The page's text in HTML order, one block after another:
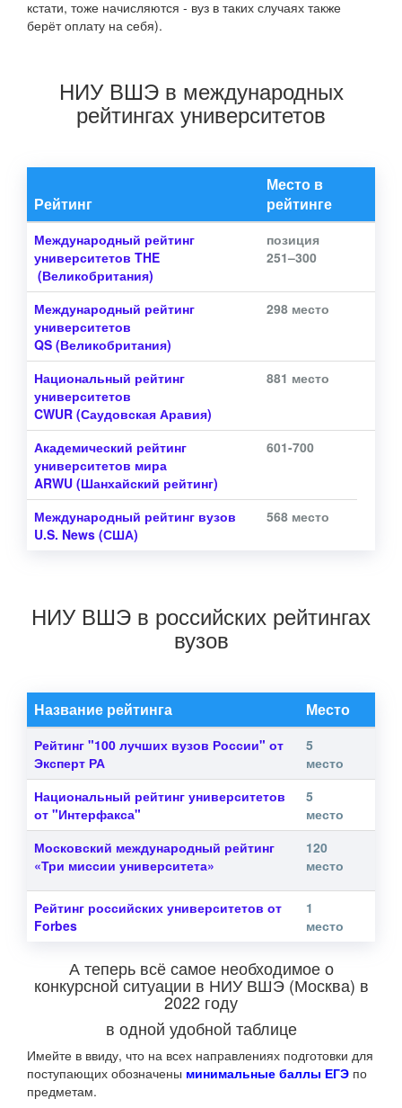
кстати, тоже начисляются - вуз в таких случаях также
берёт оплату на себя).
НИУ ВШЭ в международных
рейтингах университетов
Рейтинг
Место в
рейтинге
Международный рейтинг
университетов THE
(Великобритания)
позиция
251–300
Международный рейтинг
университетов
QS (Великобритания)
298 место
Национальный рейтинг
университетов
CWUR (Саудовская Аравия)
881 место
Академический рейтинг
университетов мира
ARWU (Шанхайский рейтинг)
601-700
Международный рейтинг вузов
U.S. News (США)
568 место
НИУ ВШЭ в российских рейтингах
вузов
Название рейтинга Место
Рейтинг "100 лучших вузов России" от
Эксперт РА
5
место
Национальный рейтинг университетов
от "Интерфакса"
5
место
Московский международный рейтинг
«Три миссии университета»
120
место
Рейтинг российских университетов от
Forbes
1
место
А теперь всё самое необходимое о
конкурсной ситуации в НИУ ВШЭ (Москва) в
2022 году
в одной удобной таблице
Имейте в ввиду, что на всех направлениях подготовки для
поступающих обозначены минимальные баллы ЕГЭ по
предметам.